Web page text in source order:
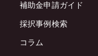
補助金申請ガイド
採択事例検索
コラム